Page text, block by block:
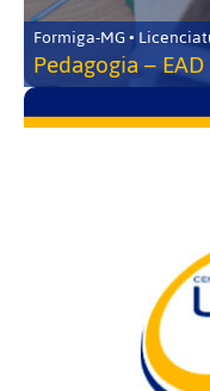
Formiga-MG •
Pedagogia – EAD